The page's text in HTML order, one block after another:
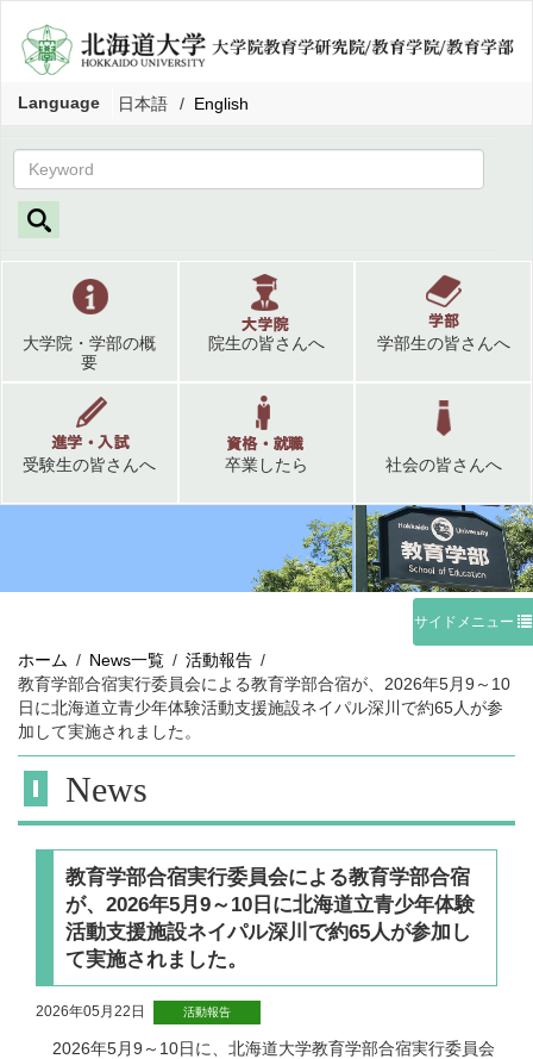
Language 日本語 English
大学院・学部の概
要
院生の皆さんへ 学部生の皆さんへ
受験生の皆さんへ 卒業したら 社会の皆さんへ
サイドメニュー
ホーム News一覧
活動報告
教育学部合宿実行委員会による教育学部合宿が、2026年5月9～10
日に北海道立青少年体験活動支援施設ネイパル深川で約65人が参
加して実施されました。
News
教育学部合宿実行委員会による教育学部合宿
が、2026年5月9～10日に北海道立青少年体験
活動支援施設ネイパル深川で約65人が参加し
て実施されました。
2026年05月22日 活動報告
2026年5月9 ～ 10日に、北海道大学教育学部合宿実行委員会